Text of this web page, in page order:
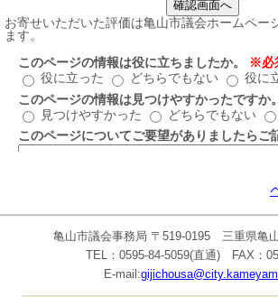
亀山市議会事務局 〒519-0195 三重県亀
TEL：0595-84-5059(直通) FAX：
E-mail: